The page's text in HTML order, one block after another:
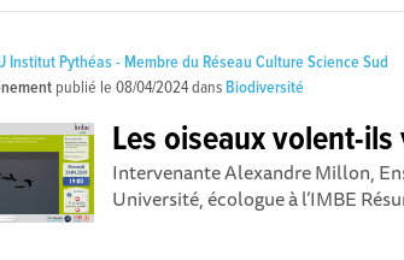
Institut Pythéas - Membre du Réseau Culture Science Sud
publié le08/04/2024dans Biodiversité
Les oiseaux volent-
Intervenante Alexandre Millon,
Université, écologue à l’IMBE